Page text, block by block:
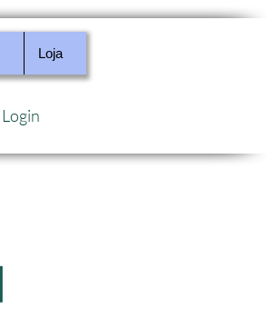
Loja
Login